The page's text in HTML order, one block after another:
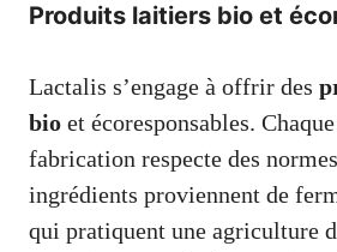
Produits laitiers bio et
Lactalis s’engage à offrir des
bio et écoresponsables.
fabrication respecte des
ingrédients proviennent de
qui pratiquent une agriculture